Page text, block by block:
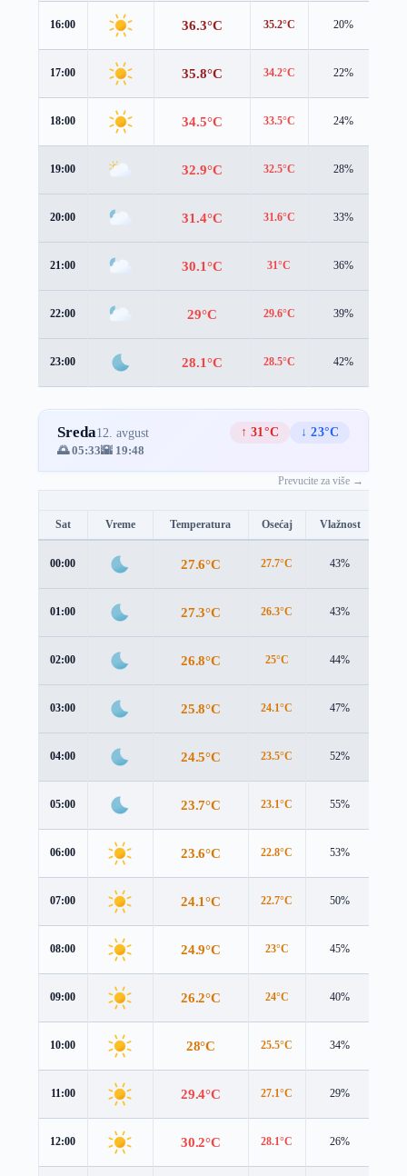
16:00 36.3°C 35.2°C 20%
17:00 35.8°C 34.2°C 22%
18:00 34.5°C 33.5°C 24%
19:00 32.9°C 32.5°C 28%
20:00 31.4°C 31.6°C 33%
21:00 30.1°C 31°C 36%
22:00 29°C 29.6°C 39%
23:00 28.1°C 28.5°C 42%
Sreda12. avgust ↑ 31°C
↓ 23°C
🌅 05:33🌇 19:48
Prevucite za više →
Sat Vreme Temperatura Osećaj Vlažnost
00:00 27.6°C 27.7°C 43%
01:00 27.3°C 26.3°C 43%
02:00 26.8°C 25°C 44%
03:00 25.8°C 24.1°C 47%
04:00 24.5°C 23.5°C 52%
05:00 23.7°C 23.1°C 55%
06:00 23.6°C 22.8°C 53%
07:00 24.1°C 22.7°C 50%
08:00 24.9°C 23°C 45%
09:00 26.2°C 24°C 40%
10:00 28°C 25.5°C 34%
11:00 29.4°C 27.1°C 29%
12:00 30.2°C 28.1°C 26%